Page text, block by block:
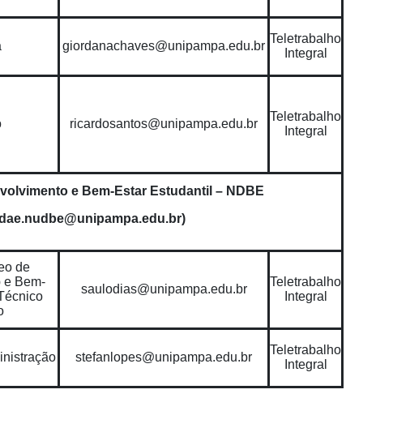
giordanachaves@unipampa.edu.br
Teletrabalho
Integral
ricardosantos@unipampa.edu.br
Teletrabalho
Integral
e Bem-Estar Estudantil – NDBE
de
e Bem-
saulodias@unipampa.edu.br
Teletrabalho
Integral
stefanlopes@unipampa.edu.br
Teletrabalho
Integral